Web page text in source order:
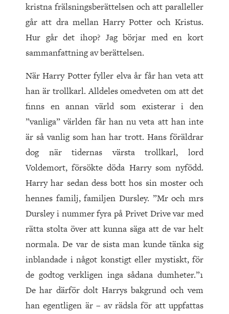
kristna frälsningsberättelsen och att paralleller
går att dra mellan Harry Potter och Kristus.
Hur går det ihop? Jag börjar med en kort
sammanfattning av berättelsen.
När Harry Potter fyller elva år får han veta att
han är trollkarl. Alldeles omedveten om att det
finns en annan värld som existerar i den
”vanliga” världen får han nu veta att han inte
är så vanlig som han har trott. Hans föräldrar
dog när tidernas värsta trollkarl, lord
Voldemort, försökte döda Harry som nyfödd.
Harry har sedan dess bott hos sin moster och
hennes familj, familjen Dursley. ”Mr och mrs
Dursley i nummer fyra på Privet Drive var med
rätta stolta över att kunna säga att de var helt
normala. De var de sista man kunde tänka sig
inblandade i något konstigt eller mystiskt, för
de godtog verkligen inga sådana dumheter.”1
De har därför dolt Harrys bakgrund och vem
han egentligen är – av rädsla för att uppfattas